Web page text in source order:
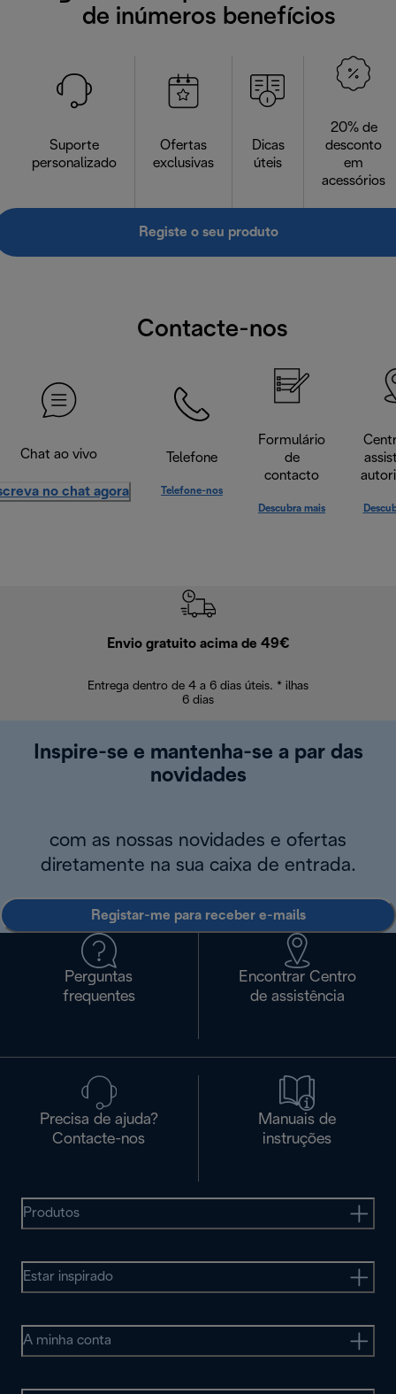
de inúmeros benefícios
Suporte
personalizado
Ofertas
exclusivas
Dicas
úteis
20% de
desconto
em
acessórios
Registe o seu produto
Contacte-nos
Chat ao vivo
no chat agora
Telefone
Telefone-nos
Formulário
de
contacto
Descubra mais
Envio gratuito acima de 49€
Entrega dentro de 4 a 6 dias úteis. * ilhas
6 dias
Inspire-se e mantenha-se a par das
novidades
com as nossas novidades e ofertas
diretamente na sua caixa de entrada.
Registar-me para receber e-mails
Perguntas
frequentes
Encontrar Centro
de assistência
Precisa de ajuda?
Contacte-nos
Manuais de
instruções
Produtos
Estar inspirado
A minha conta